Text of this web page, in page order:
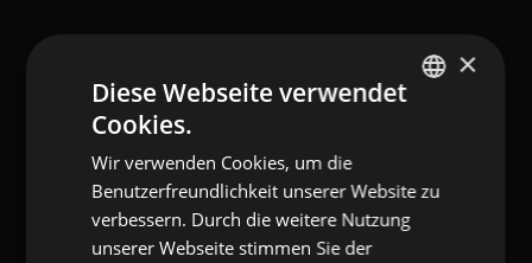
×
Diese Webseite verwendet
Cookies.
Wir verwenden Cookies, um die
Benutzerfreundlichkeit unserer Website zu
verbessern. Durch die weitere Nutzung
unserer Webseite stimmen Sie der